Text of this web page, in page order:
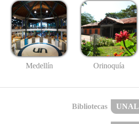
Medellín Orinoquía
Bibliotecas UNAL